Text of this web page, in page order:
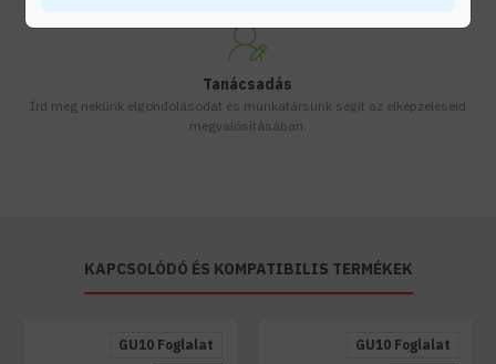
Tanácsadás
Írd meg nekünk elgondolásodat és munkatársunk segít az elképzeléseid
megvalósításában.
KAPCSOLÓDÓ ÉS KOMPATIBILIS TERMÉKEK
GU10 Foglalat
GU10 Foglalat